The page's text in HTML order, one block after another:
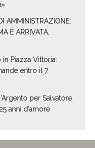
AMMINISTRAZIONE:
È ARRIVATA,
Piazza Vittoria:
entro il 7
per Salvatore
anni d’amore